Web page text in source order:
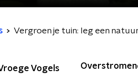
Vergroen je tuin: leg een
Vogels